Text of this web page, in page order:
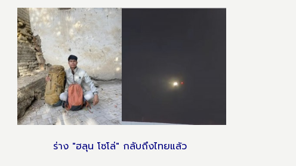
ร่าง "ฮลุน โซโล่" กลับถึงไทยแล้ว